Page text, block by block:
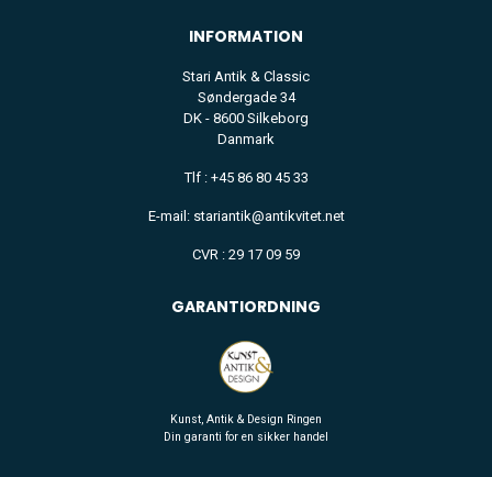
INFORMATION
Stari Antik & Classic
Søndergade 34
DK - 8600 Silkeborg
Danmark
Tlf : +45 86 80 45 33
E-mail: stariantik@antikvitet.net
CVR : 29 17 09 59
GARANTIORDNING
Kunst, Antik & Design Ringen
Din garanti for en sikker handel